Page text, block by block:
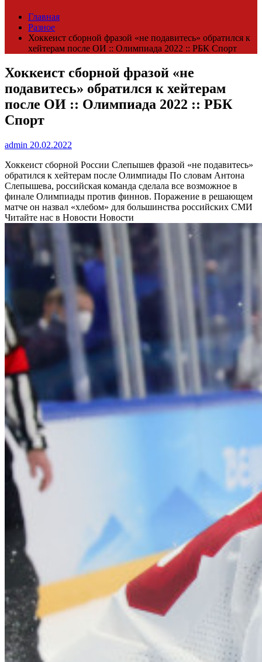
Главная
Разное
Хоккеист сборной фразой «не подавитесь» обратился к
хейтерам после ОИ :: Олимпиада 2022 :: РБК Спорт
Хоккеист сборной фразой «не
подавитесь» обратился к хейтерам
после ОИ :: Олимпиада 2022 :: РБК
Спорт
admin 20.02.2022
Хоккеист сборной России Слепышев фразой «не подавитесь»
обратился к хейтерам после Олимпиады По словам Антона
Слепышева, российская команда сделала все возможное в
финале Олимпиады против финнов. Поражение в решающем
матче он назвал «хлебом» для большинства российских СМИ
Читайте нас в Новости Новости